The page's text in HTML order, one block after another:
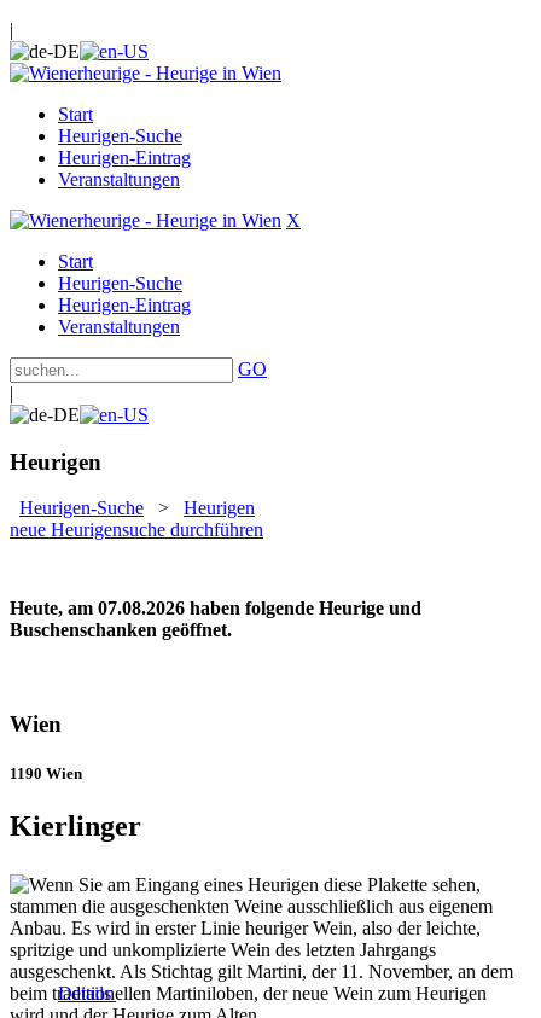
|
Start
Heurigen-Suche
Heurigen-Eintrag
Veranstaltungen
X
Start
Heurigen-Suche
Heurigen-Eintrag
Veranstaltungen
GO
|
Heurigen
Heurigen-Suche > Heurigen
neue Heurigensuche durchführen
Heute, am 07.08.2026 haben folgende Heurige und
Buschenschanken geöffnet.
Wien
1190 Wien
Kierlinger
Details